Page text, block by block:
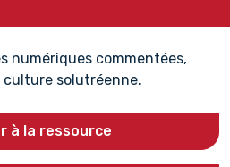
numériques commentées,
solutréenne.
à la ressource